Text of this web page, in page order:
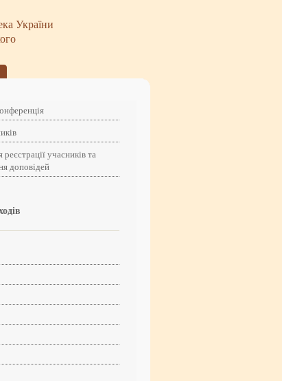
України
реєстрації учасників та
доповідей